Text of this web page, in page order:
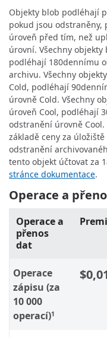
Objekty blob podléhají
pokud jsou
úroveň před tím, než
úrovní. Všechny
podléhají 180dennímu
archivu. Všechny
Cold, podléhají
úrovně Cold. Všechny
úroveň Cool, podléhají
odstranění úrovně
základě ceny za
odstranění
tento objekt účtovat za
stránce dokumentace.
Operace a
Operace a
přenos
dat
Operace
zápisu (za
10 000
operací)1